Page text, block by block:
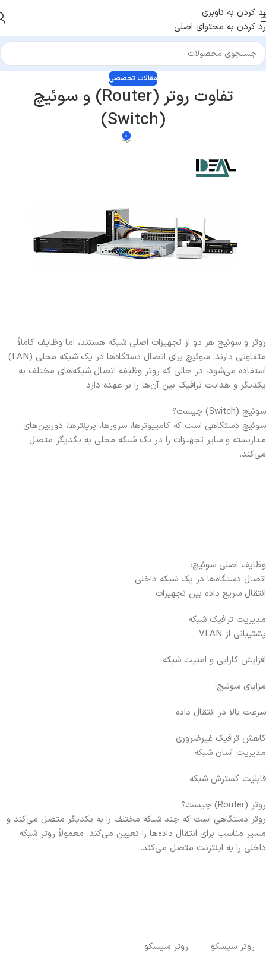
رد کردن به ناوبری
رد کردن به محتوای اصلی
مقالات تخصصی
تفاوت روتر (Router) و سوئیچ
(Switch)
0
روتر و سوئیچ هر دو از تجهیزات اصلی شبکه هستند، اما وظایف کاملاً
متفاوتی دارند. سوئیچ برای اتصال دستگاه‌ها در یک شبکه محلی (LAN)
استفاده می‌شود، در حالی که روتر وظیفه اتصال شبکه‌های مختلف به
یکدیگر و هدایت ترافیک بین آن‌ها را بر عهده دارد
سوئیچ (Switch) چیست؟
سوئیچ دستگاهی است که کامپیوترها، سرورها، پرینترها، دوربین‌های
مداربسته و سایر تجهیزات را در یک شبکه محلی به یکدیگر متصل
می‌کند.
وظایف اصلی سوئیچ:
اتصال دستگاه‌ها در یک شبکه داخلی
انتقال سریع داده بین تجهیزات
مدیریت ترافیک شبکه
پشتیبانی از VLAN
افزایش کارایی و امنیت شبکه
مزایای سوئیچ:
سرعت بالا در انتقال داده
کاهش ترافیک غیرضروری
مدیریت آسان شبکه
قابلیت گسترش شبکه
روتر (Router) چیست؟
روتر دستگاهی است که چند شبکه مختلف را به یکدیگر متصل می‌کند و
مسیر مناسب برای انتقال داده‌ها را تعیین می‌کند. معمولاً روتر شبکه
داخلی را به اینترنت متصل می‌کند.
روتر سیسکو روتر سیسکو